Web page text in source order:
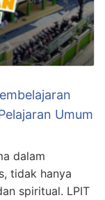
Umum
dalam
tidak hanya
spiritual. LPIT